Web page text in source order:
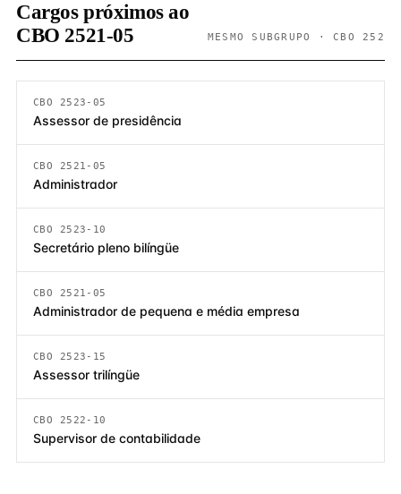
Cargos próximos ao
CBO 2521-05
MESMO SUBGRUPO · CBO 252
CBO 2523-05
Assessor de presidência
CBO 2521-05
Administrador
CBO 2523-10
Secretário pleno bilíngüe
CBO 2521-05
Administrador de pequena e média empresa
CBO 2523-15
Assessor trilíngüe
CBO 2522-10
Supervisor de contabilidade